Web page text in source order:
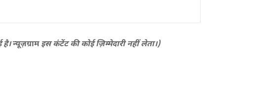
है।न्यूज़ग्रामइस कंटेंट की कोई ज़िम्मेदारी नहीं लेता।)